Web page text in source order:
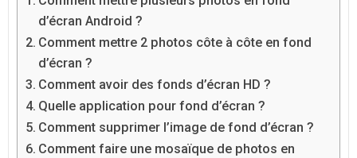
d’écran Android ?
Comment mettre 2 photos côte à côte en fond
d’écran ?
Comment avoir des fonds d’écran HD ?
Quelle application pour fond d’écran ?
Comment supprimer l’image de fond d’écran ?
Comment faire une mosaïque de photos en